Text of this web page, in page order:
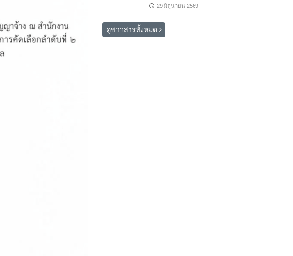
29 มิถุนายน 2569
ดูข่าวสารทั้งหมด